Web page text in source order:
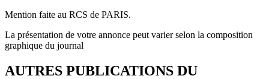
Mention faite au RCS de PARIS.
La présentation de votre annonce peut varier selon la composition
graphique du journal
AUTRES PUBLICATIONS DU